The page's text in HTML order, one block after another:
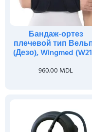
Бандаж-ортез
плечевой тип
(Дезо), Wingmed
960.00 MDL